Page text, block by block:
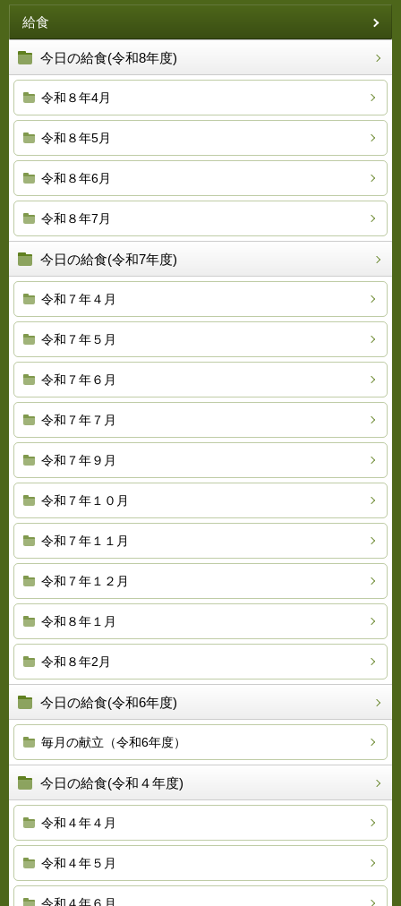
給食
今日の給食(令和8年度)
令和８年4月
令和８年5月
令和８年6月
令和８年7月
今日の給食(令和7年度)
令和７年４月
令和７年５月
令和７年６月
令和７年７月
令和７年９月
令和７年１０月
令和７年１１月
令和７年１２月
令和８年１月
令和８年2月
今日の給食(令和6年度)
毎月の献立（令和6年度）
今日の給食(令和４年度)
令和４年４月
令和４年５月